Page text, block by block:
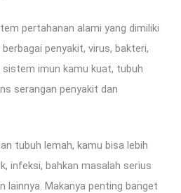
pertahanan alami yang dimiliki
penyakit, virus, bakteri,
sistem imun kamu kuat, tubuh
serangan penyakit dan
tubuh lemah, kamu bisa lebih
infeksi, bahkan masalah serius
lainnya. Makanya penting banget